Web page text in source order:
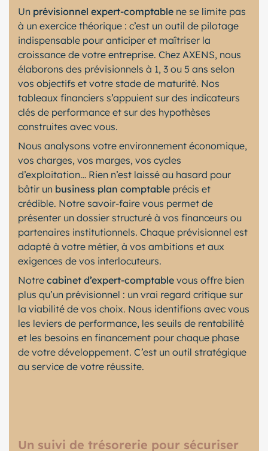
Un prévisionnel expert-comptable ne se limite pas
à un exercice théorique : c’est un outil de pilotage
indispensable pour anticiper et maîtriser la
croissance de votre entreprise. Chez AXENS, nous
élaborons des prévisionnels à 1, 3 ou 5 ans selon
vos objectifs et votre stade de maturité. Nos
tableaux financiers s’appuient sur des indicateurs
clés de performance et sur des hypothèses
construites avec vous.
Nous analysons votre environnement économique,
vos charges, vos marges, vos cycles
d’exploitation… Rien n’est laissé au hasard pour
bâtir un business plan comptable précis et
crédible. Notre savoir-faire vous permet de
présenter un dossier structuré à vos financeurs ou
partenaires institutionnels. Chaque prévisionnel est
adapté à votre métier, à vos ambitions et aux
exigences de vos interlocuteurs.
Notre cabinet d’expert-comptable vous offre bien
plus qu’un prévisionnel : un vrai regard critique sur
la viabilité de vos choix. Nous identifions avec vous
les leviers de performance, les seuils de rentabilité
et les besoins en financement pour chaque phase
de votre développement. C’est un outil stratégique
au service de votre réussite.
Un suivi de trésorerie pour sécuriser